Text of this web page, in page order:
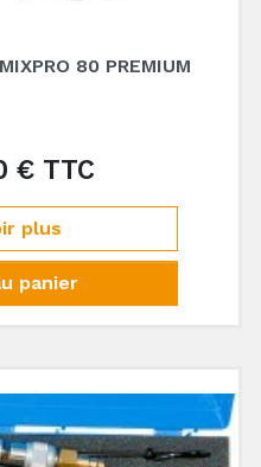
80 PREMIUM
€ TTC
plus
panier